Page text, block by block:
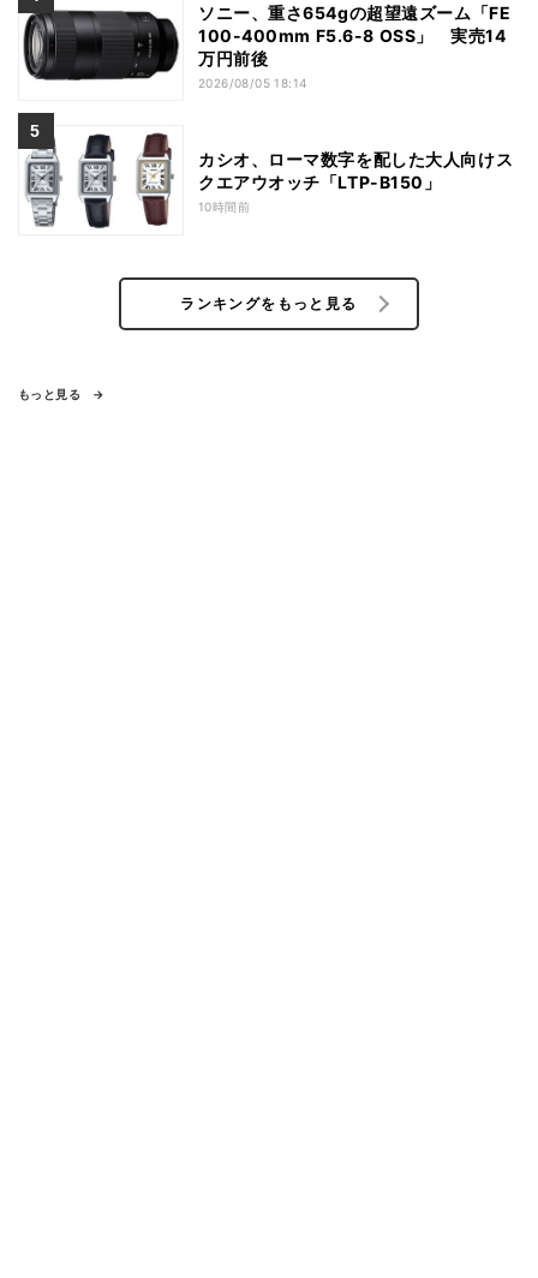
ソニー、重さ654gの超望遠ズーム「FE
100-400mm F5.6-8 OSS」 実売14
万円前後
2026/08/05 18:14
カシオ、ローマ数字を配した大人向けス
クエアウオッチ「LTP-B150」
10時間前
ランキングをもっと見る
もっと見る